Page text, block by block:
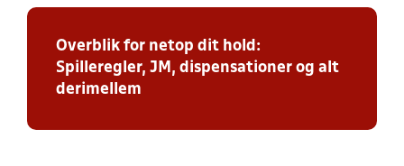
Overblik for netop dit hold:
Spilleregler, JM, dispensationer og alt
derimellem